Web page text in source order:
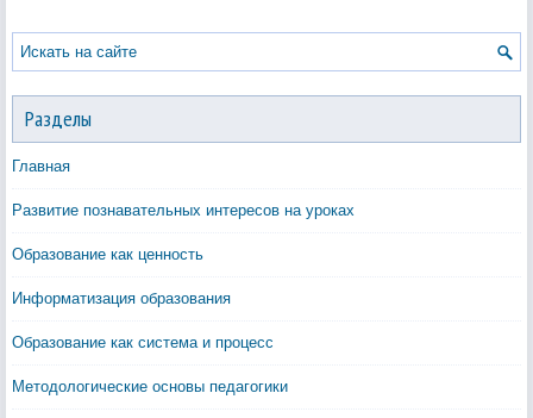
Разделы
Главная
Развитие познавательных интересов на уроках
Образование как ценность
Информатизация образования
Образование как система и процесс
Методологические основы педагогики